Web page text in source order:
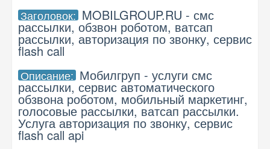
Заголовок: MOBILGROUP.RU - смс
рассылки, обзвон роботом, ватсап
рассылки, авторизация по звонку, сервис
flash call
Описание: Мобилгруп - услуги смс
рассылки, сервис автоматического
обзвона роботом, мобильный маркетинг,
голосовые рассылки, ватсап рассылки.
Услуга авторизация по звонку, сервис
flash call api